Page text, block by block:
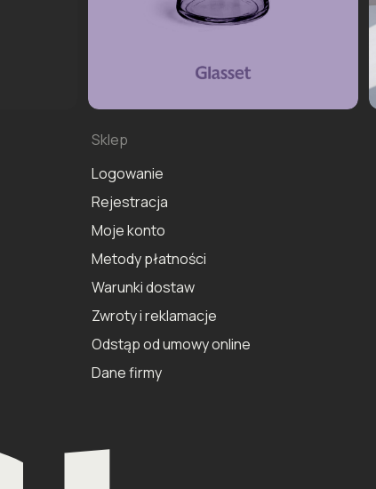
Sklep
Logowanie
Rejestracja
Moje konto
Metody płatności
Warunki dostaw
Zwroty i reklamacje
Odstąp od umowy online
Dane firmy